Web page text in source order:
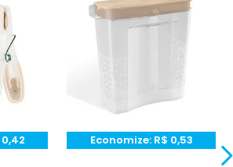
de 1 até 5 estrelas
0,42 Economize: R$ 0,53